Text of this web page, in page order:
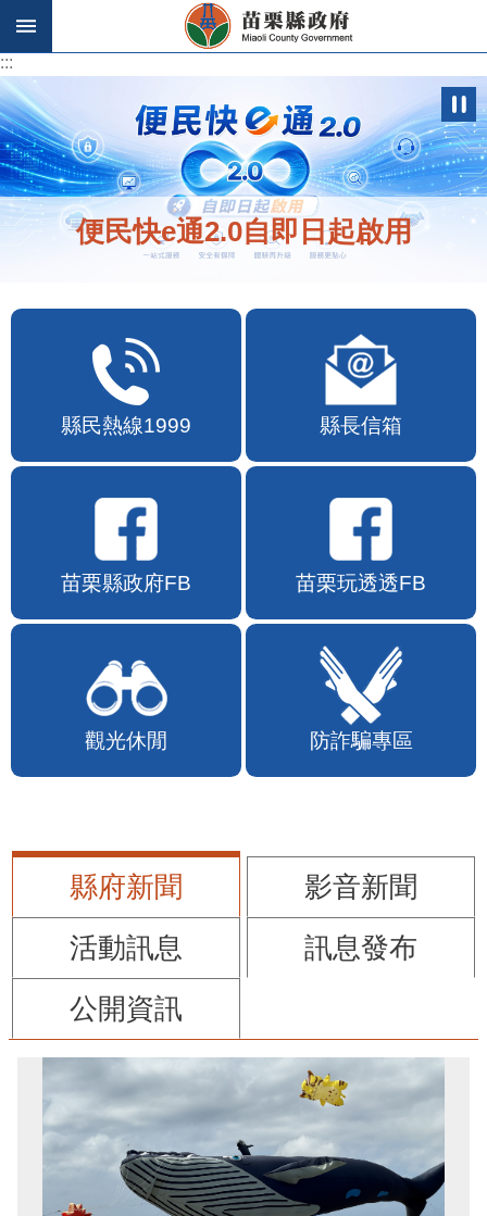
跳到主要內容區塊
:::
:::
歡迎在地店家加入苗栗幣合作行列
縣民熱線1999 縣長信箱
苗栗縣政府FB 苗栗玩透透FB
觀光休閒 防詐騙專區
縣府新聞
影音新聞
活動訊息
訊息發布
公開資訊